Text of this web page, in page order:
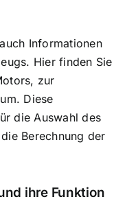
Informationen
Hier finden Sie
zur
Diese
die Auswahl des
Berechnung der
ihre Funktion